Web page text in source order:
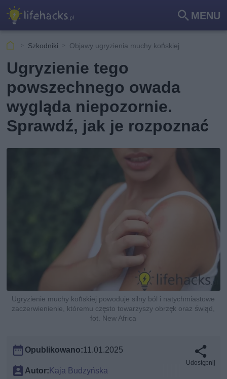
MENU
Szu
kaj
Szkodniki Objawy ugryzienia muchy końskiej
Ugryzienie tego
powszechnego owada
wygląda niepozornie.
Sprawdź, jak je rozpoznać
Ugryzienie muchy końskiej powoduje silny ból i natychmiastowe
zaczerwienienie, któremu często towarzyszy obrzęk oraz świąd,
fot. New Africa
Opublikowano:11.01.2025
Autor:Kaja Budzyńska
Udostępnij